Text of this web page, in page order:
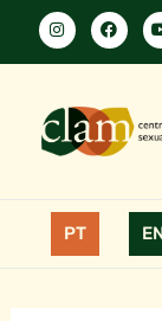
PT